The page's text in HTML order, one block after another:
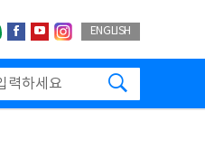
네이버블로그
페이스북
유투브인스타그랩
ENGLISH